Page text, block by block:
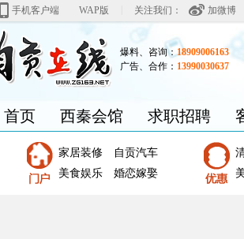
手机客户端 WAP版 关注我们： 加微博
爆料、咨询：18909006163
广告、合作： 13990030637
首页 西秦会馆 求职招聘
家居装修
自贡汽车
美食娱乐
婚恋嫁娶